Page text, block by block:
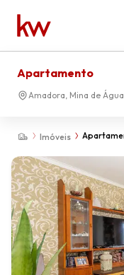
Imóveis
Apartamento
Amadora, Mina de Água